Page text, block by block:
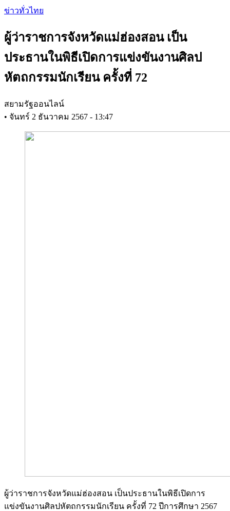
Skip
content
ข่าวทั่วไทย
ผู้ว่าราชการจังหวัดแม่ฮ่องสอน เป็น
ประธานในพิธีเปิดการแข่งขันงานศิลป
หัตถกรรมนักเรียน ครั้งที่ 72
สยามรัฐออนไลน์
• จันทร์ 2 ธันวาคม 2567 - 13:47
ผู้ว่าราชการจังหวัดแม่ฮ่องสอน เป็นประธานในพิธีเปิดการ
แข่งขันงานศิลปหัตถกรรมนักเรียน ครั้งที่ 72 ปีการศึกษา 2567